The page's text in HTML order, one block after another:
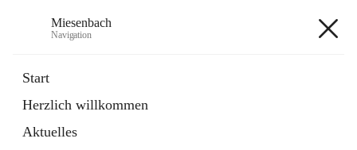
Miesenbach
Navigation
Start
Herzlich willkommen
Aktuelles
Externe Webseite
in